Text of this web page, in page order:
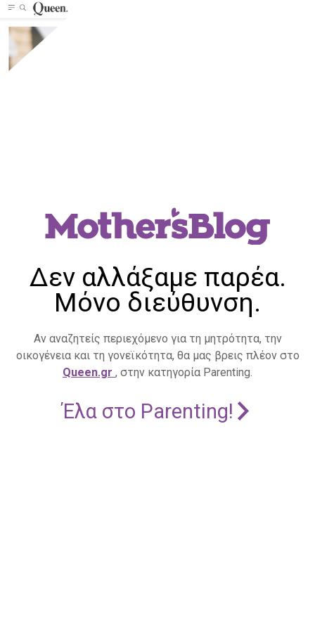
Δεν αλλάξαμε παρέα.
Μόνο διεύθυνση.
Αν αναζητείς περιεχόμενο για τη μητρότητα, την
οικογένεια και τη γονεϊκότητα, θα μας βρεις πλέον στο
Queen.gr , στην κατηγορία Parenting.
Έλα στο Parenting!